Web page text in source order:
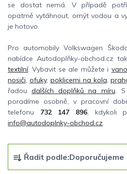
se dostat nemá. V případě
opatrně vytáhnout, omýt vodou a
je hotovo.
Pro automobily Volkswagen
nabídce Autodoplňky-obchod.cz
textilní. Vybavit se ale můžete i
nosiči, ofuky, poklicemi na kola,
řadoudalších doplňků na míru. S
poradíme osobně, v pracovní
telefonu 732 147 896, kdykoli
info@autodoplnky-obchod.cz.
a
Řadit podle:Doporučujeme